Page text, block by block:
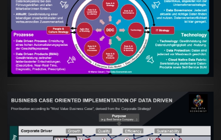
Artikel:Kennst Du schon die "Head Phone
Data Driven Strategy"?
VIEW